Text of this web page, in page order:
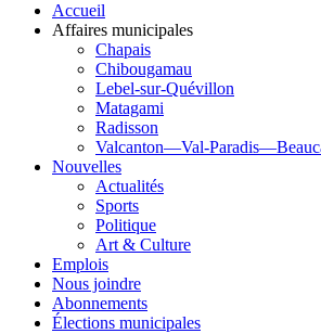
Accueil
Affaires municipales
Chapais
Chibougamau
Lebel-sur-Quévillon
Matagami
Radisson
Valcanton—Val-
Nouvelles
Actualités
Sports
Politique
Art & Culture
Emplois
Nous joindre
Abonnements
Élections municipales